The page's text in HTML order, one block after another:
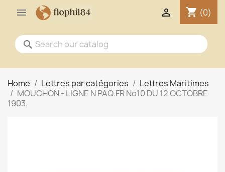
 shopping_cart (0)

search
Home Lettres par catégories
Lettres Maritimes
MOUCHON - LIGNE N PAQ.FR No10 DU 12 OCTOBRE
1903.